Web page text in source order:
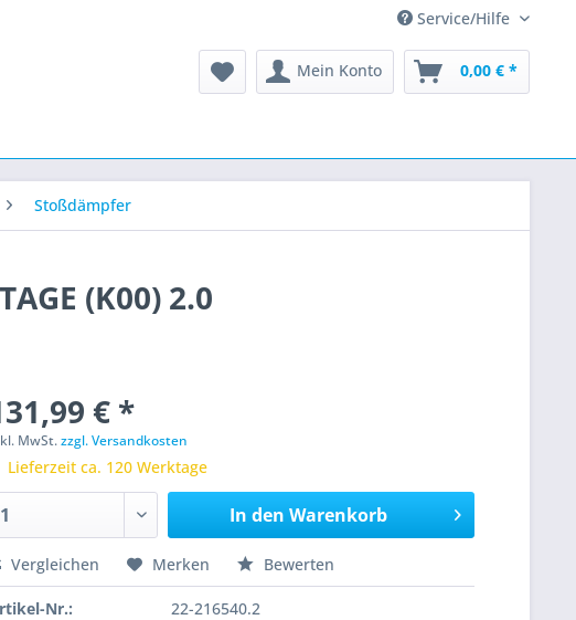
Service/Hilfe
Mein Konto 0,00 € *
Stoßdämpfer
(K00) 2.0
€ *
MwSt.zzgl. Versandkosten
Lieferzeit ca. 120 Werktage
In den Warenkorb
Vergleichen Merken Bewerten
Nr.:
22-216540.2